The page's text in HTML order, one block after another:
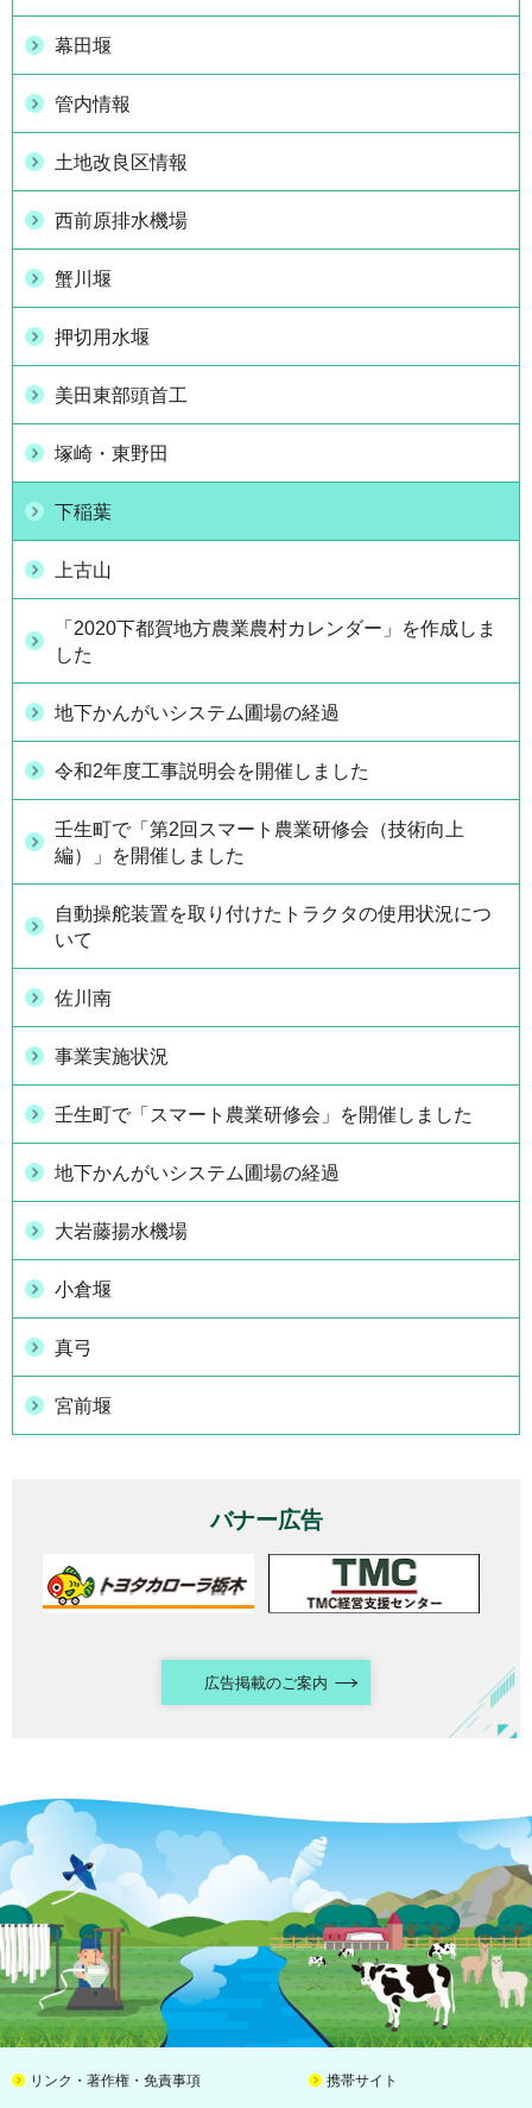
幕田堰
管内情報
土地改良区情報
西前原排水機場
蟹川堰
押切用水堰
美田東部頭首工
塚崎・東野田
下稲葉
上古山
「2020下都賀地方農業農村カレンダー」を作成しま
した
地下かんがいシステム圃場の経過
令和2年度工事説明会を開催しました
壬生町で「第2回スマート農業研修会（技術向上
編）」を開催しました
自動操舵装置を取り付けたトラクタの使用状況につ
いて
佐川南
事業実施状況
壬生町で「スマート農業研修会」を開催しました
地下かんがいシステム圃場の経過
大岩藤揚水機場
小倉堰
真弓
宮前堰
バナー広告
広告掲載のご案内
リンク・著作権・免責事項 携帯サイト